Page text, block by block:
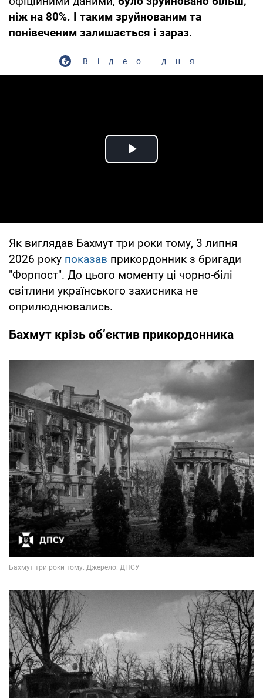
ніж на 80%. І таким зруйнованим та
понівеченим залишається і зараз.
Відео дня
Play Video
Як виглядав Бахмут три роки тому, 3 липня
2026 року показав прикордонник з бригади
"Форпост". До цього моменту ці чорно-білі
світлини українського захисника не
оприлюднювались.
Бахмут крізь об’єктив прикордонника